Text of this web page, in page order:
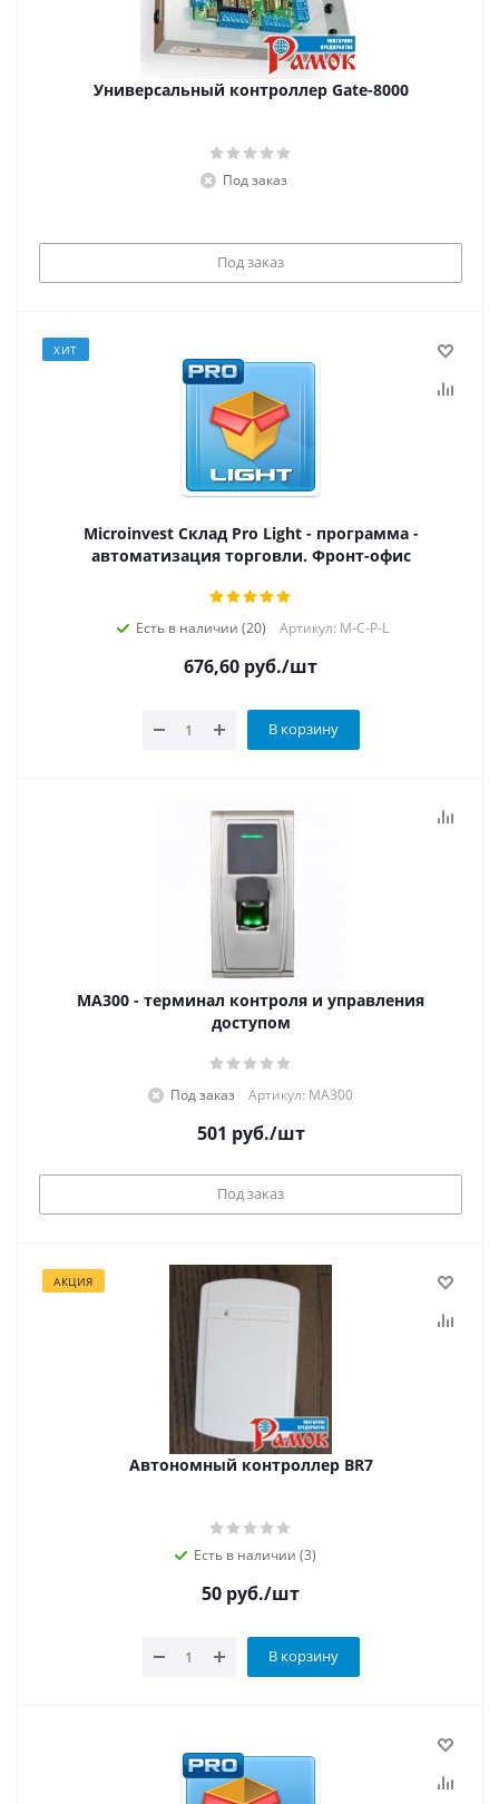
Универсальный контроллер Gate-8000
Под заказ
Под заказ
ХИТ
Microinvest Склад Pro Light - программа -
автоматизация торговли. Фронт-офис
Есть в наличии (20) Артикул: M-C-P-L
676,60 руб./шт
В корзину
MA300 - терминал контроля и управления
доступом
Под заказ Артикул: MA300
501 руб./шт
Под заказ
АКЦИЯ
Автономный контроллер BR7
Есть в наличии (3)
50 руб./шт
В корзину